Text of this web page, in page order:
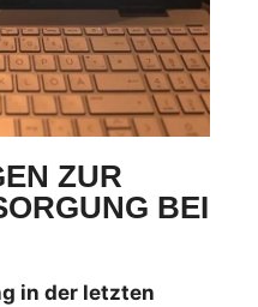
ZUR
BEI
in der letzten